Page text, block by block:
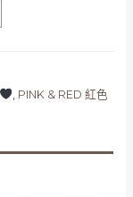
PINK & RED 紅色